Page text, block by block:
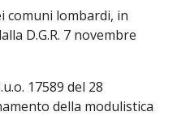
comuni lombardi, in
D.G.R. 7 novembre
17589 del 28
della modulistica